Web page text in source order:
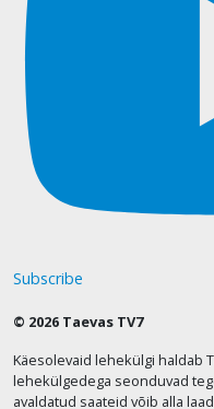
Subscribe
© 2026 Taevas TV7
Käesolevaid lehekülgi haldab
lehekülgedega seonduvad
avaldatud saateid võib alla